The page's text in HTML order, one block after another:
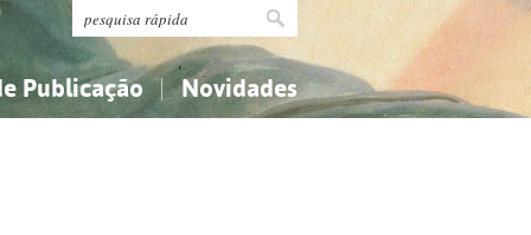
Publicação Novidades